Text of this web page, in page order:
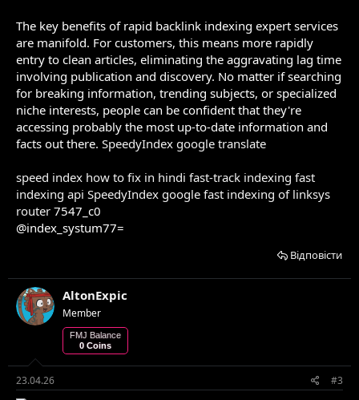
The key benefits of rapid backlink indexing expert services
are manifold. For customers, this means more rapidly
entry to clean articles, eliminating the aggravating lag time
involving publication and discovery. No matter if searching
for breaking information, trending subjects, or specialized
niche interests, people can be confident that they're
accessing probably the most up-to-date information and
facts out there. SpeedyIndex google translate
speed index how to fix in hindi fast-track indexing fast
indexing api SpeedyIndex google fast indexing of linksys
router 7547_c0
@index_systum77=
Відповісти
AltonExpic
Member
FMJ Balance
0 Coins
23.04.26 #3